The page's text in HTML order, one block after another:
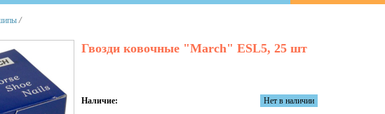
/
Гвозди ковочные "March" ESL5, 25 шт
Наличие: Нет в наличии